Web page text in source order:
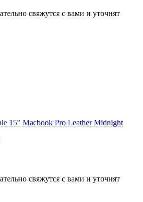
свяжутся с вами и уточнят
15" Macbook Pro Leather Midnight
свяжутся с вами и уточнят